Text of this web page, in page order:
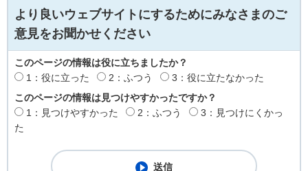
より良いウェブサイトにするためにみなさまのご
意見をお聞かせください
このページの情報は役に立ちましたか？
1：役に立った
2：ふつう
3：役に立たなかった
このページの情報は見つけやすかったですか？
1：見つけやすかった
2：ふつう
3：見つけにくかっ
た